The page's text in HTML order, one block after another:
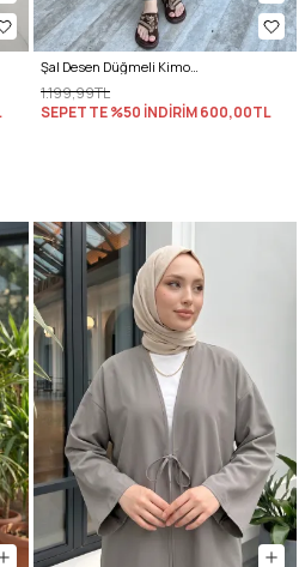
Şal Desen Düğmeli Kimono Y0127 - A. KAHVE
1.199,99TL
SEPETTE %50 İNDİRİM600,00TL